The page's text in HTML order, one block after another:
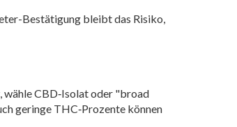
Bestätigung bleibt das Risiko,
wähle CBD‑Isolat oder "broad
geringe THC‑Prozente können